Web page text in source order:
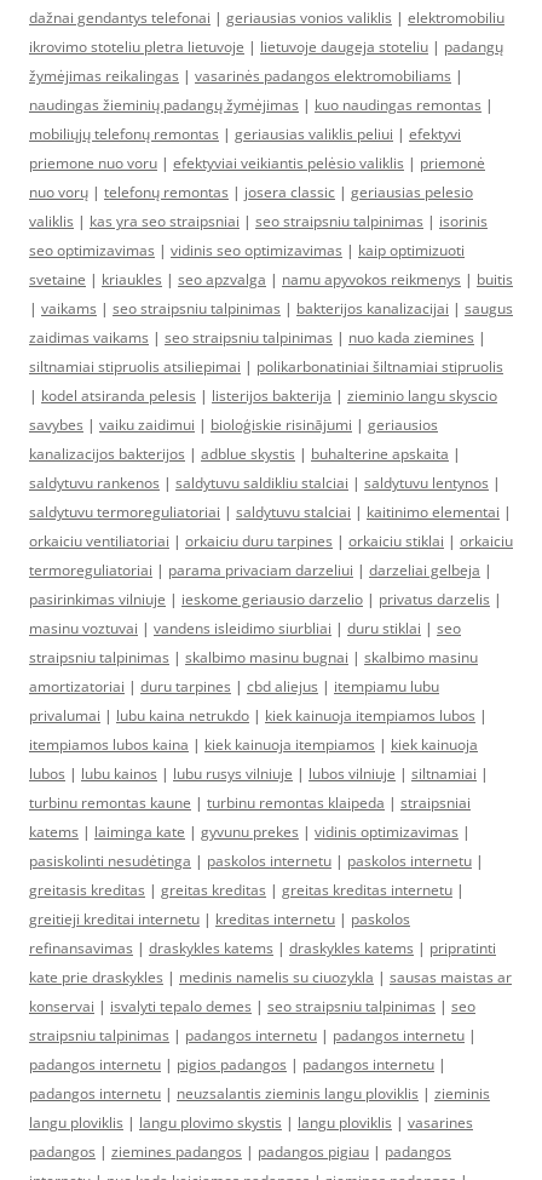
dažnai gendantys telefonai | geriausias vonios valiklis | elektromobiliu
ikrovimo stoteliu pletra lietuvoje | lietuvoje daugeja stoteliu | padangų
žymėjimas reikalingas | vasarinės padangos elektromobiliams |
naudingas žieminių padangų žymėjimas | kuo naudingas remontas |
mobiliųjų telefonų remontas | geriausias valiklis peliui | efektyvi
priemone nuo voru | efektyviai veikiantis pelėsio valiklis | priemonė
nuo vorų | telefonų remontas | josera classic | geriausias pelesio
valiklis | kas yra seo straipsniai | seo straipsniu talpinimas | isorinis
seo optimizavimas | vidinis seo optimizavimas | kaip optimizuoti
svetaine | kriaukles | seo apzvalga | namu apyvokos reikmenys | buitis
| vaikams | seo straipsniu talpinimas | bakterijos kanalizacijai | saugus
zaidimas vaikams | seo straipsniu talpinimas | nuo kada ziemines |
siltnamiai stipruolis atsiliepimai | polikarbonatiniai šiltnamiai stipruolis
| kodel atsiranda pelesis | listerijos bakterija | zieminio langu skyscio
savybes | vaiku zaidimui | bioloģiskie risinājumi | geriausios
kanalizacijos bakterijos | adblue skystis | buhalterine apskaita |
saldytuvu rankenos | saldytuvu saldikliu stalciai | saldytuvu lentynos |
saldytuvu termoreguliatoriai | saldytuvu stalciai | kaitinimo elementai |
orkaiciu ventiliatoriai | orkaiciu duru tarpines | orkaiciu stiklai | orkaiciu
termoreguliatoriai | parama privaciam darzeliui | darzeliai gelbeja |
pasirinkimas vilniuje | ieskome geriausio darzelio | privatus darzelis |
masinu voztuvai | vandens isleidimo siurbliai | duru stiklai | seo
straipsniu talpinimas | skalbimo masinu bugnai | skalbimo masinu
amortizatoriai | duru tarpines | cbd aliejus | itempiamu lubu
privalumai | lubu kaina netrukdo | kiek kainuoja itempiamos lubos |
itempiamos lubos kaina | kiek kainuoja itempiamos | kiek kainuoja
lubos | lubu kainos | lubu rusys vilniuje | lubos vilniuje | siltnamiai |
turbinu remontas kaune | turbinu remontas klaipeda | straipsniai
katems | laiminga kate | gyvunu prekes | vidinis optimizavimas |
pasiskolinti nesudėtinga | paskolos internetu | paskolos internetu |
greitasis kreditas | greitas kreditas | greitas kreditas internetu |
greitieji kreditai internetu | kreditas internetu | paskolos
refinansavimas | draskykles katems | draskykles katems | pripratinti
kate prie draskykles | medinis namelis su ciuozykla | sausas maistas ar
konservai | isvalyti tepalo demes | seo straipsniu talpinimas | seo
straipsniu talpinimas | padangos internetu | padangos internetu |
padangos internetu | pigios padangos | padangos internetu |
padangos internetu | neuzsalantis zieminis langu ploviklis | zieminis
langu ploviklis | langu plovimo skystis | langu ploviklis | vasarines
padangos | ziemines padangos | padangos pigiau | padangos